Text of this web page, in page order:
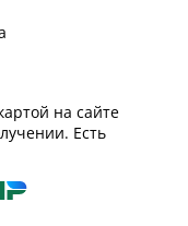
на сайте
Есть